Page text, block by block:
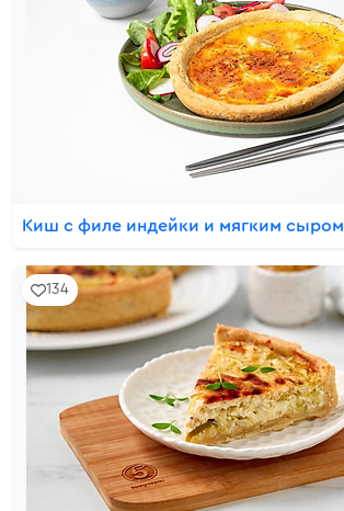
Киш с филе индейки и мягким сыром
134